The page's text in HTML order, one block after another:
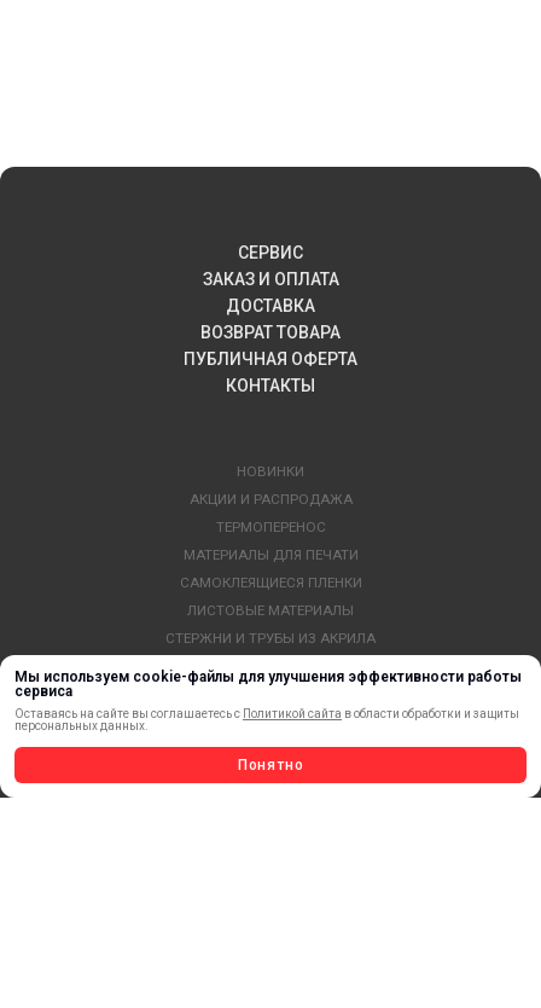
Мы используем cookie-файлы для улучшения эффективности работы
сервиса
Оставаясь на сайте вы соглашаетесь с Политикой сайта в области обработки и защиты
персональных данных.
Понятно
СЕРВИС
ЗАКАЗ И ОПЛАТА
ДОСТАВКА
ВОЗВРАТ ТОВАРА
ПУБЛИЧНАЯ ОФЕРТА
КОНТАКТЫ
НОВИНКИ
АКЦИИ И РАСПРОДАЖА
ТЕРМОПЕРЕНОС
МАТЕРИАЛЫ ДЛЯ ПЕЧАТИ
САМОКЛЕЯЩИЕСЯ ПЛЕНКИ
ЛИСТОВЫЕ МАТЕРИАЛЫ
СТЕРЖНИ И ТРУБЫ ИЗ АКРИЛА
ОБОРУДОВАНИЕ
ПРОФИЛИ И ПРОФИЛЬНЫЕ СИСТЕМЫ
КРАСКИ, ЧЕРНИЛА, КАРТРИДЖИ